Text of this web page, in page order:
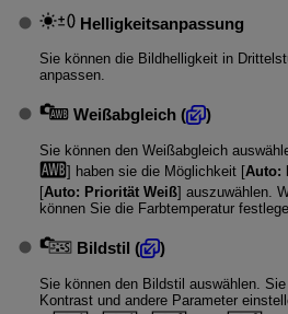
Helligkeitsanpassung
Sie können die Bildhelligkeit in
anpassen.
Weißabgleich( )
Sie können den Weißabgleich
] haben sie die Möglichkeit [Auto:
[Auto: Priorität Weiß] auszuwählen.
können Sie die Farbtemperatur
Bildstil ( )
Sie können den Bildstil auswählen.
Kontrast und andere Parameter